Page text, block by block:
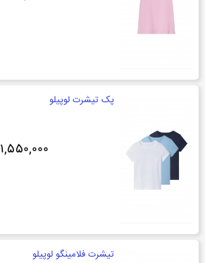
پک تیشرت لوپیلو
۱,۵۵۰,۰۰۰ تومان
تیشرت فلامینگو لوپیلو